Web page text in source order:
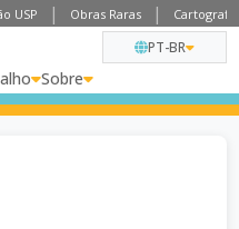
USP Obras Raras
Sobre
PT-BR